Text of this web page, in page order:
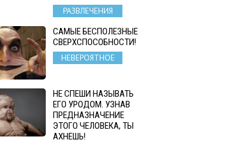
РАЗВЛЕЧЕНИЯ
САМЫЕ БЕСПОЛЕЗНЫЕ
СВЕРХСПОСОБНОСТИ!
НЕВЕРОЯТНОЕ
НЕ СПЕШИ НАЗЫВАТЬ
ЕГО УРОДОМ. УЗНАВ
ПРЕДНАЗНАЧЕНИЕ
ЭТОГО ЧЕЛОВЕКА, ТЫ
АХНЕШЬ!